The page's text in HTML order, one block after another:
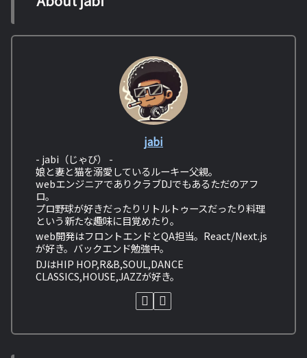
jabi
- jabi（じゃび） -
娘と妻と猫を溺愛しているルーキー父親。
webエンジニアでありクラブDJでもあるただのアフ
ロ。
プロ野球が好きだったりリトルトゥースだったり料理
という新たな趣味に目覚めたり。
web開発はフロントエンドとQA担当。React/Next.js
が好き。バックエンド勉強中。
DJはHIP HOP,R&B,SOUL,DANCE
CLASSICS,HOUSE,JAZZが好き。